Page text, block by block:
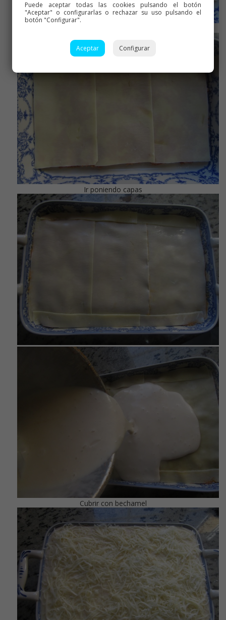
Ir poniendo capas
Cubrir con bechamel
Puede aceptar todas las cookies pulsando el botón
"Aceptar" o configurarlas o rechazar su uso pulsando el
botón "Configurar".
Aceptar Configurar